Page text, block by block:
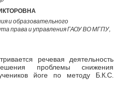
и образовательного
права и управления ГАОУ ВО МГПУ,
речевая деятельность
проблемы снижения
йоге по методу Б.К.С.